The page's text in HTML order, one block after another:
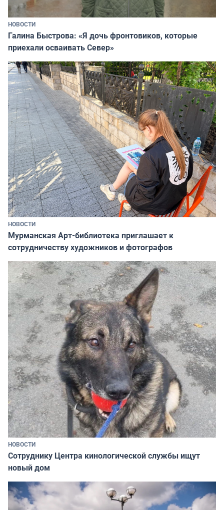
НОВОСТИ
Галина Быстрова: «Я дочь фронтовиков, которые
приехали осваивать Север»
НОВОСТИ
Мурманская Арт-библиотека приглашает к
сотрудничеству художников и фотографов
НОВОСТИ
Сотруднику Центра кинологической службы ищут
новый дом